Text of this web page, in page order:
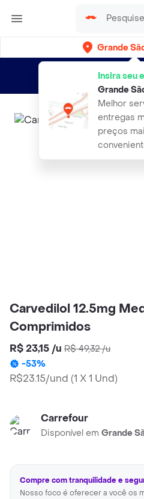
Grande
Insira seu
Grande
Melhor
entregas
preços
Entregas grátis
Carvedilol 12.5mg
Comprimidos
R$ 23,15 /u R$ 49,32/u
-53%
R$23.15/und (1 X 1 Und)
Carrefour
Disponível em Grande
Compre com tranquilidade e
Nosso foco é oferecer a você os